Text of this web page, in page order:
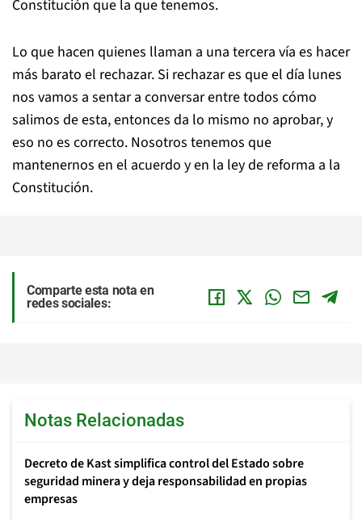
Constitución que la que tenemos.
Lo que hacen quienes llaman a una tercera vía es hacer
más barato el rechazar. Si rechazar es que el día lunes
nos vamos a sentar a conversar entre todos cómo
salimos de esta, entonces da lo mismo no aprobar, y
eso no es correcto. Nosotros tenemos que
mantenernos en el acuerdo y en la ley de reforma a la
Constitución.
Comparte esta nota en
redes sociales:
Notas Relacionadas
Decreto de Kast simplifica control del Estado sobre
seguridad minera y deja responsabilidad en propias
empresas